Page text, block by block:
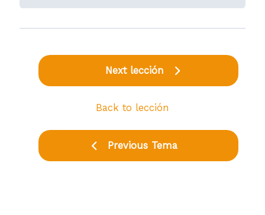
Previous Tema
Back to lección
Next lección